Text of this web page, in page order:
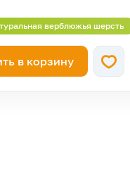
верблюжья шерсть
в корзину